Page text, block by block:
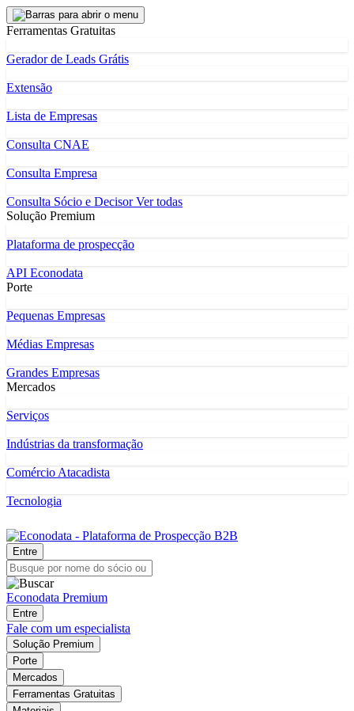
Ferramentas Gratuitas
Gerador de Leads Grátis
Extensão
Lista de Empresas
Consulta CNAE
Consulta Empresa
Consulta Sócio e DecisorVer todas
Solução Premium
Plataforma de prospecção
API Econodata
Porte
Pequenas Empresas
Médias Empresas
Grandes Empresas
Mercados
Serviços
Indústrias da transformação
Comércio Atacadista
Tecnologia
Entre
Econodata Premium
Entre
Fale com um especialista
Solução Premium
Porte
Mercados
Ferramentas Gratuitas